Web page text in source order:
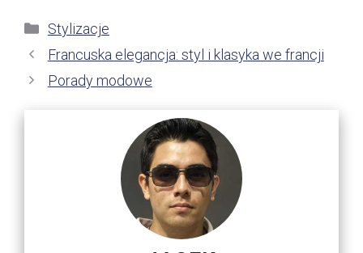
Kategorie
Stylizacje
Francuska elegancja: styl i klasyka we francji
Porady modowe